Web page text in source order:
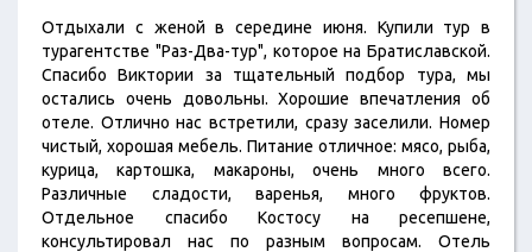
Отдыхали с женой в середине июня. Купили тур в
турагентстве "Раз-Два-тур", которое на Братиславской.
Спасибо Виктории за тщательный подбор тура, мы
остались очень довольны. Хорошие впечатления об
отеле. Отлично нас встретили, сразу заселили. Номер
чистый, хорошая мебель. Питание отличное: мясо, рыба,
курица, картошка, макароны, очень много всего.
Различные сладости, варенья, много фруктов.
Отдельное спасибо Костосу на ресепшене,
консультировал нас по разным вопросам. Отель